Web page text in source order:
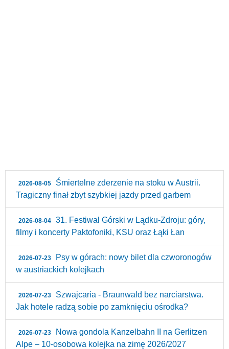
2026-08-05
Śmiertelne zderzenie na stoku w Austrii.
Tragiczny finał zbyt szybkiej jazdy przed garbem
2026-08-04
31. Festiwal Górski w Lądku-Zdroju: góry,
filmy i koncerty Paktofoniki, KSU oraz Łąki Łan
2026-07-23
Psy w górach: nowy bilet dla czworonogów
w austriackich kolejkach
2026-07-23
Szwajcaria - Braunwald bez narciarstwa.
Jak hotele radzą sobie po zamknięciu ośrodka?
2026-07-23
Nowa gondola Kanzelbahn II na Gerlitzen
Alpe – 10‑osobowa kolejka na zimę 2026/2027